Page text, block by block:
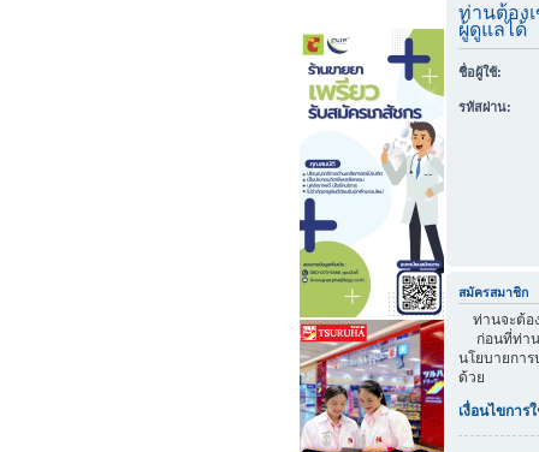
ท่านต้อง
ผู้ดูแลได้
ชื่อผู้ใช้:
รหัสผ่าน:
สมัครสมาชิก
ท่านจะต้อ
ก่อนที่ท่าน
นโยบายกา
ด้วย
เงื่อนไขการ